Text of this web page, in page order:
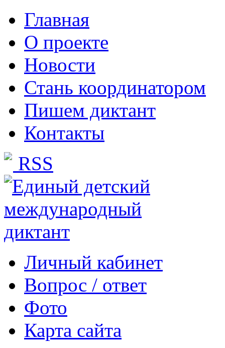
Главная
О проекте
Новости
Стань координатором
Пишем диктант
Контакты
RSS
Личный кабинет
Вопрос / ответ
Фото
Карта сайта